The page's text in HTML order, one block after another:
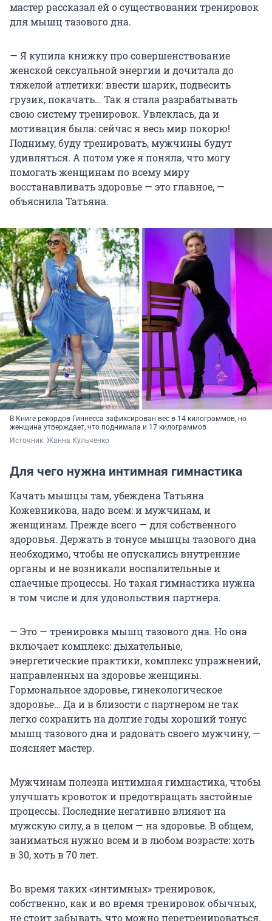
мастер рассказал ей о существовании тренировок
для мышц тазового дна.
— Я купила книжку про совершенствование
женской сексуальной энергии и дочитала до
тяжелой атлетики: ввести шарик, подвесить
грузик, покачать… Так я стала разрабатывать
свою систему тренировок. Увлеклась, да и
мотивация была: сейчас я весь мир покорю!
Подниму, буду тренировать, мужчины будут
удивляться. А потом уже я поняла, что могу
помогать женщинам по всему миру
восстанавливать здоровье — это главное, —
объяснила Татьяна.
В Книге рекордов Гиннесса зафиксирован вес в 14 килограммов, но
женщина утверждает, что поднимала и 17 килограммов
Источник: Жанна Кульченко
Для чего нужна интимная гимнастика
Качать мышцы там, убеждена Татьяна
Кожевникова, надо всем: и мужчинам, и
женщинам. Прежде всего — для собственного
здоровья. Держать в тонусе мышцы тазового дна
необходимо, чтобы не опускались внутренние
органы и не возникали воспалительные и
спаечные процессы. Но такая гимнастика нужна
в том числе и для удовольствия партнера.
— Это — тренировка мышц тазового дна. Но она
включает комплекс: дыхательные,
энергетические практики, комплекс упражнений,
направленных на здоровье женщины.
Гормональное здоровье, гинекологическое
здоровье… Да и в близости с партнером не так
легко сохранить на долгие годы хороший тонус
мышц тазового дна и радовать своего мужчину, —
поясняет мастер.
Мужчинам полезна интимная гимнастика, чтобы
улучшать кровоток и предотвращать застойные
процессы. Последние негативно влияют на
мужскую силу, а в целом — на здоровье. В общем,
заниматься нужно всем и в любом возрасте: хоть
в 30, хоть в 70 лет.
Во время таких «интимных» тренировок,
собственно, как и во время тренировок обычных,
не стоит забывать, что можно перетренироваться.